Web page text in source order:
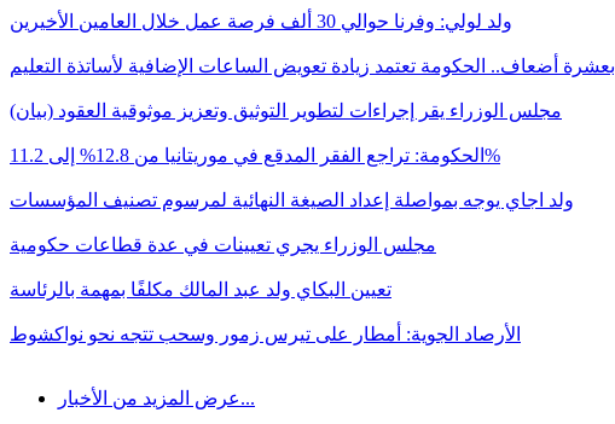
ولد لولي: وفرنا حوالي 30 ألف فرصة عمل خلال العامين الأخيرين
بعشرة أضعاف.. الحكومة تعتمد زيادة تعويض الساعات الإضافية لأساتذة التعليم
مجلس الوزراء يقر إجراءات لتطوير التوثيق وتعزيز موثوقية العقود (بيان)
الحكومة: تراجع الفقر المدقع في موريتانيا من 12.8% إلى 11.2%
ولد اجاي يوجه بمواصلة إعداد الصيغة النهائية لمرسوم تصنيف المؤسسات
مجلس الوزراء يجري تعيينات في عدة قطاعات حكومية
تعيين البكاي ولد عبد المالك مكلفًا بمهمة بالرئاسة
الأرصاد الجوية: أمطار على تيرس زمور وسحب تتجه نحو نواكشوط
عرض المزيد من الأخبار...